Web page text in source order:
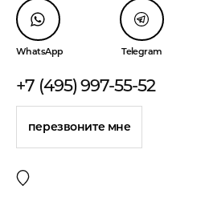
WhatsApp Telegram
+7 (495) 997-55-52
перезвоните мне